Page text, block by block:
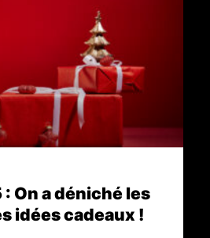
On a déniché les
idées cadeaux !